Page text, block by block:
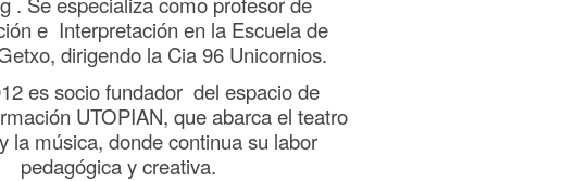
e Interpretación en la Escuela de
dirigendo la Cia 96 Unicornios.
es socio fundador del espacio de
UTOPIAN, que abarca el teatro
la música, donde continua su labor
pedagógica y creativa.